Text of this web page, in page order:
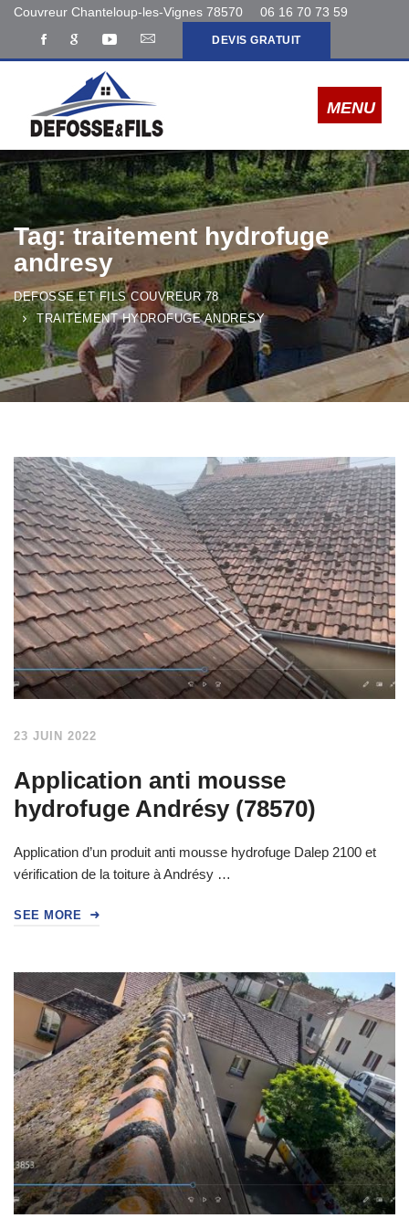
Couvreur Chanteloup-les-Vignes 78570 06 16 70 73 59
DEVIS GRATUIT
Tag: traitement hydrofuge
andresy
DEFOSSE ET FILS COUVREUR 78
TRAITEMENT HYDROFUGE ANDRESY
23 JUIN 2022
Application anti mousse
hydrofuge Andrésy (78570)
Application d’un produit anti mousse hydrofuge Dalep 2100 et
vérification de la toiture à Andrésy …
SEE MORE